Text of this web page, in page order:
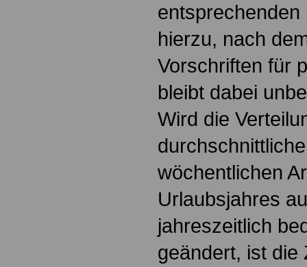
hierzu, nach
Vorschriften für
bleibt dabei
Wird die
wöchentlichen
Urlaubsjahres
jahreszeitlich
geändert, ist die